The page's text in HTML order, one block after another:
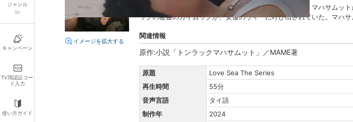
ジャンル
キャンペーン
TV用認証コー
ド入力
使い方ガイド
イメージを拡大する
砂浜でのんびり過ごしていたトンラックとマハサムット。マハサム
ックの秘書のカイムックが、女優のウィーに呼び出されていた。マハ
関連情報
原作:小説「トンラックマハサムット」／MAME著
原題 Love Sea The Series
再生時間
55分
音声言語
タイ語
制作年
2024